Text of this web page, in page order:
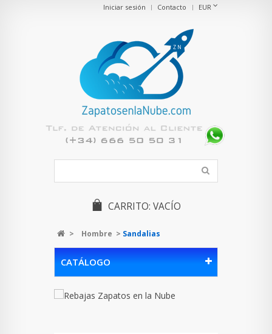
EUR
Contacto
Iniciar sesión
CARRITO: VACÍO
> Hombre > Sandalias
CATÁLOGO